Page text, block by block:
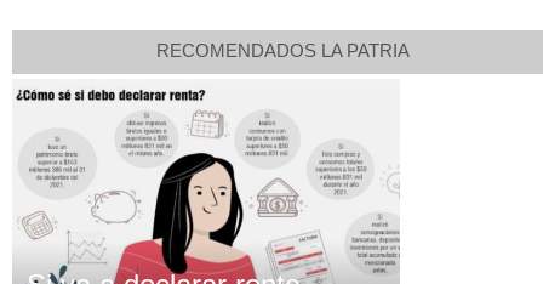
RECOMENDADOS LA PATRIA